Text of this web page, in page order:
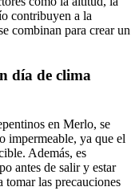
contribuyen a la
combinan para crear un
día de clima
en Merlo, se
impermeable, ya que el
Además, es
antes de salir y estar
tomar las precauciones